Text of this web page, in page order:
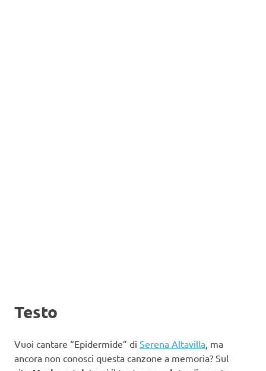
Testo
Vuoi cantare “Epidermide” di Serena Altavilla, ma
ancora non conosci questa canzone a memoria? Sul